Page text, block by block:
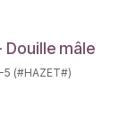
Douille mâle
5 (#HAZET#)